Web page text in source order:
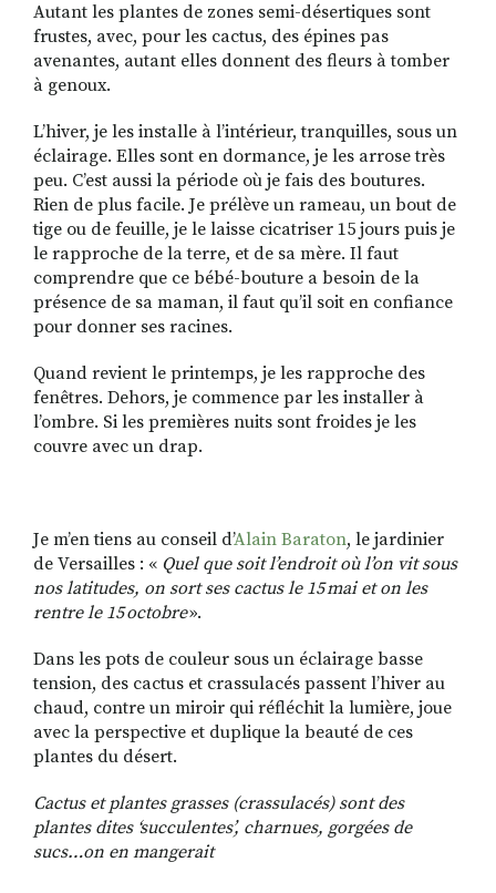
Autant les plantes de zones semi-désertiques sont
frustes, avec, pour les cactus, des épines pas
avenantes, autant elles donnent des fleurs à tomber
à genoux.
L’hiver, je les installe à l’intérieur, tranquilles, sous un
éclairage. Elles sont en dormance, je les arrose très
peu. C’est aussi la période où je fais des boutures.
Rien de plus facile. Je prélève un rameau, un bout de
tige ou de feuille, je le laisse cicatriser 15 jours puis je
le rapproche de la terre, et de sa mère. Il faut
comprendre que ce bébé-bouture a besoin de la
présence de sa maman, il faut qu’il soit en confiance
pour donner ses racines.
Quand revient le printemps, je les rapproche des
fenêtres. Dehors, je commence par les installer à
l’ombre. Si les premières nuits sont froides je les
couvre avec un drap.
Je m’en tiens au conseil d’Alain Baraton, le jardinier
de Versailles : « Quel que soit l’endroit où l’on vit sous
nos latitudes, on sort ses cactus le 15 mai et on les
rentre le 15 octobre».
Dans les pots de couleur sous un éclairage basse
tension, des cactus et crassulacés passent l’hiver au
chaud, contre un miroir qui réfléchit la lumière, joue
avec la perspective et duplique la beauté de ces
plantes du désert.
Cactus et plantes grasses (crassulacés) sont des
plantes dites ‘succulentes’, charnues, gorgées de
sucs…on en mangerait